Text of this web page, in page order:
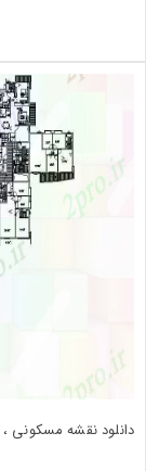
دانلود نقشه مسکونی ، ویلا ،